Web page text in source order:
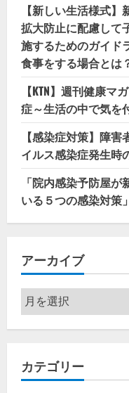
【新しい生活様式
拡大防止に配慮して
施するためのガイド
食事をする場合とは
【KTN】週刊健康
症～生活の中で気を
【感染症対策】障
イルス感染症発生時
「院内感染予防屋
いる５つの感染対策
アーカイブ
ア
ー
カ
ブ
カテゴリー